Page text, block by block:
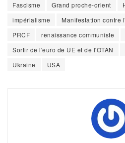
Fascisme
Grand proche-orient
impérialisme
Manifestation contre
PRCF
renaissance communiste
Sortir de l'euro de UE et de l'OTAN
Ukraine
USA